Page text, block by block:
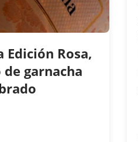
Edición Rosa,
garnacha